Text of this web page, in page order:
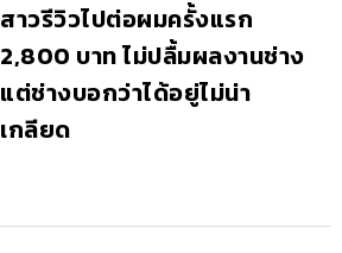
สาวรีวิวไปต่อผมครั้งแรก
2,800 บาท ไม่ปลื้มผลงานช่าง
แต่ช่างบอกว่าได้อยู่ไม่น่า
เกลียด